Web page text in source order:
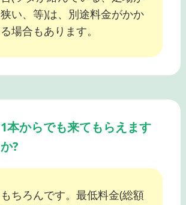
狭い、等)は、別途料金がかか
る場合もあります。
1本からでも来てもらえます
か?
もちろんです。最低料金(総額